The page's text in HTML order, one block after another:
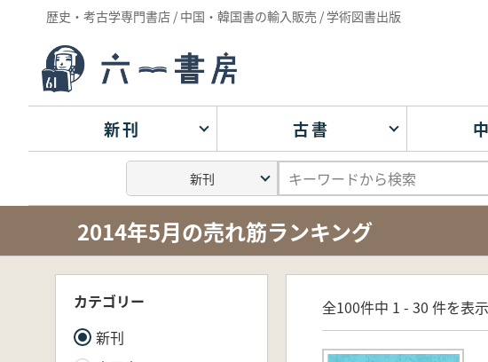
歴史・考古学専門書店 / 中国・韓国書の輸入販売 / 学術図書出版
新刊 古書
2014年5月の売れ筋ランキング
カテゴリー
新刊
全100件中 1 - 30 件を表示